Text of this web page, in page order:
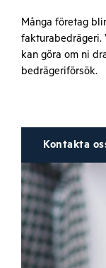
Många företag
fakturabedrägeri.
kan göra om ni
bedrägeriförsök.
Kontakta